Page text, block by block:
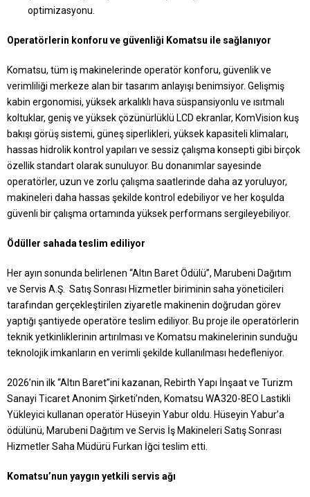
optimizasyonu.
Operatörlerin konforu ve güvenliği Komatsu ile sağlanıyor
Komatsu, tüm iş makinelerinde operatör konforu, güvenlik ve
verimliliği merkeze alan bir tasarım anlayışı benimsiyor. Gelişmiş
kabin ergonomisi, yüksek arkalıklı hava süspansiyonlu ve ısıtmalı
koltuklar, geniş ve yüksek çözünürlüklü LCD ekranlar, KomVision kuş
bakışı görüş sistemi, güneş siperlikleri, yüksek kapasiteli klimaları,
hassas hidrolik kontrol yapıları ve sessiz çalışma konsepti gibi birçok
özellik standart olarak sunuluyor. Bu donanımlar sayesinde
operatörler, uzun ve zorlu çalışma saatlerinde daha az yoruluyor,
makineleri daha hassas şekilde kontrol edebiliyor ve her koşulda
güvenli bir çalışma ortamında yüksek performans sergileyebiliyor.
Ödüller sahada teslim ediliyor
Her ayın sonunda belirlenen “Altın Baret Ödülü”, Marubeni Dağıtım
ve Servis A.Ş. Satış Sonrası Hizmetler biriminin saha yöneticileri
tarafından gerçekleştirilen ziyaretle makinenin doğrudan görev
yaptığı şantiyede operatöre teslim ediliyor. Bu proje ile operatörlerin
teknik yetkinliklerinin artırılması ve Komatsu makinelerinin sunduğu
teknolojik imkanların en verimli şekilde kullanılması hedefleniyor.
2026’nin ilk “Altın Baret”ini kazanan, Rebirth Yapı İnşaat ve Turizm
Sanayi Ticaret Anonim Şirketi’nden, Komatsu WA320-8EO Lastikli
Yükleyici kullanan operatör Hüseyin Yabur oldu. Hüseyin Yabur’a
ödülünü, Marubeni Dağıtım ve Servis İş Makineleri Satış Sonrası
Hizmetler Saha Müdürü Furkan İğci teslim etti.
Komatsu’nun yaygın yetkili servis ağı